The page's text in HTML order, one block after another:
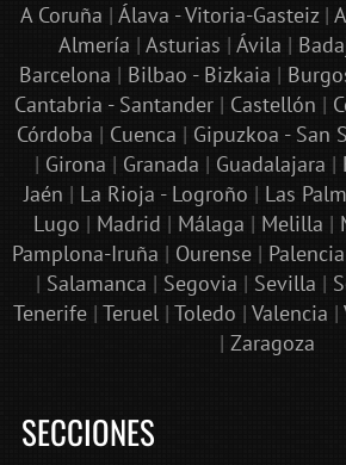
A Coruña | Álava - Vitoria-Gasteiz|
Almería | Asturias | Ávila |
Barcelona | Bilbao - Bizkaia |
Cantabria - Santander| Castellón |
Córdoba | Cuenca | Gipuzkoa - San
| Girona | Granada | Guadalajara |
Jaén | La Rioja - Logroño | Las
Lugo | Madrid | Málaga | Melilla |
Pamplona-Iruña | Ourense | Palencia
| Salamanca | Segovia | Sevilla |
Tenerife| Teruel| Toledo | Valencia |
| Zaragoza
SECCIONES